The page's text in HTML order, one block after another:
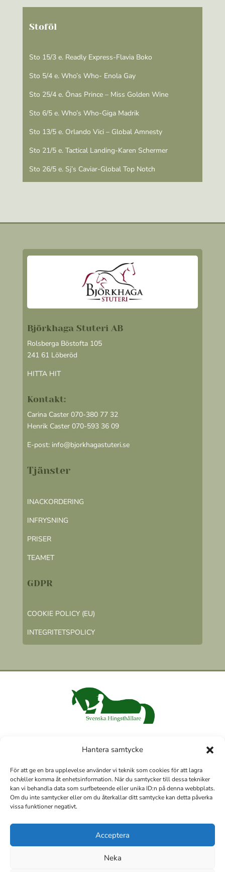
Hantera samtycke
För att ge en bra upplevelse använder vi teknik som cookies för att lagra
och/eller komma åt enhetsinformation. När du samtycker till dessa tekniker
kan vi behandla data som surfbeteende eller unika ID:n på denna webbplats.
Om du inte samtycker eller om du återkallar ditt samtycke kan detta påverka
vissa funktioner negativt.
Acceptera
Neka
Stoföl
Sto 15/3 e. Readly Express-Flavia Boko
Sto 5/4 e. Who’s Who- Enola Gay
Sto 25/4 e. Önas Prince – Miss Golden Wine
Sto 6/5 e. Who’s Who-Giga Madrik
Sto 13/5 e. Orlando Vici – Global Amnesty
Sto 21/5 e. Tactical Landing-Karen Schermer
Sto 26/5 e. Sj’s Caviar-Global Top Notch
Björkhaga Stuteri AB
Rolsberga Böstofta 105
241 61 Löberöd
HITTA HIT
Kontakt:
Carina Caster 070-380 77 32
Henrik Caster 070-593 36 09
E-post: info@bjorkhagastuteri.se
Tjänster
INACKORDERING
INFRYSNING
PRISER
TEAMET
GDPR
COOKIE POLICY (EU)
INTEGRITETSPOLICY
Vi har under 2022–2023 byggt/renoverat om vårt häststall och